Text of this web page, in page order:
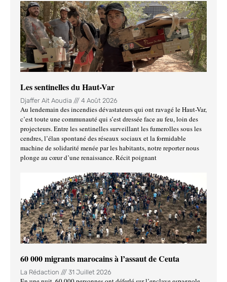
Les sentinelles du Haut-Var
Djaffer Ait Aoudia 4 Août 2026
Au lendemain des incendies dévastateurs qui ont ravagé le Haut-Var,
c’est toute une communauté qui s’est dressée face au feu, loin des
projecteurs. Entre les sentinelles surveillant les fumerolles sous les
cendres, l’élan spontané des réseaux sociaux et la formidable
machine de solidarité menée par les habitants, notre reporter nous
plonge au cœur d’une renaissance. Récit poignant
60 000 migrants marocains à l’assaut de Ceuta
La Rédaction 31 Juillet 2026